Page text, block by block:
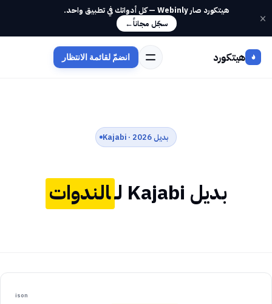
هيتكورد صار Webinly — كل أدواتك في تطبيق واحد.
سجّل مجاناً← ×
هيتكورد انضمّ لقائمة الانتظار
بديل Kajabi · 2026
بديل Kajabi لـ الندوات